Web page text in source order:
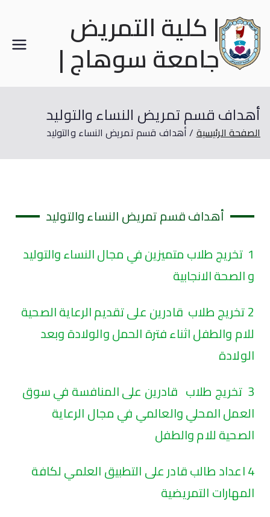
| كلية التمريض
جامعة سوهاج |
أهداف قسم تمريض النساء والتوليد
الصفحة الرئيسية أهداف قسم تمريض النساء والتوليد
أهداف قسم تمريض النساء والتوليد
1 تخريج طلاب متميزين في مجال النساء والتوليد
و الصحة الانجابية
2 تخريج طلاب قادرين على تقديم الرعاية الصحية
للام والطفل اثناء فترة الحمل والولادة وبعد
الولادة
3 تخريج طلاب قادرين على المنافسة في سوق
العمل المحلي والعالمي في مجال الرعاية
الصحية للام والطفل
4 اعداد طالب قادر على التطبيق العلمي لكافة
المهارات التمريضية